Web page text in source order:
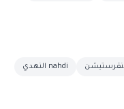
nahdi النهدي